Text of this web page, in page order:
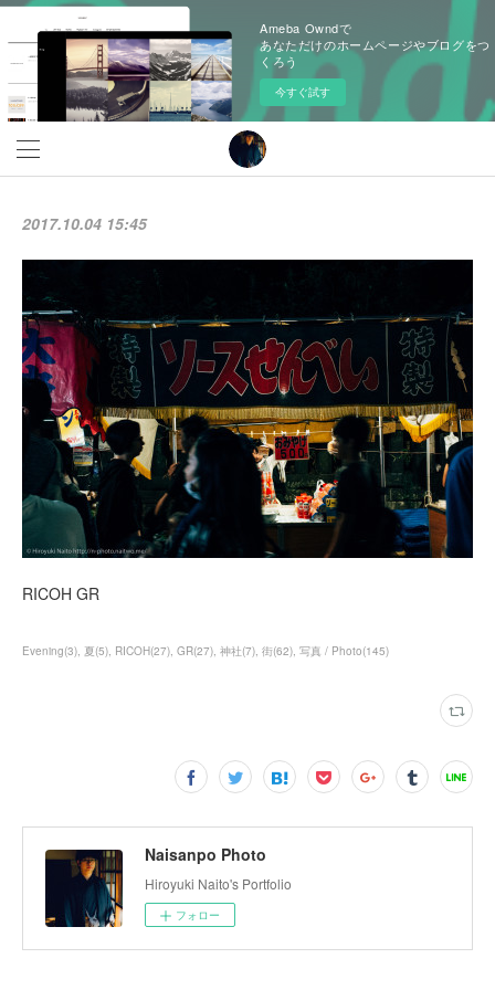
Ameba Owndで
あなただけのホームページやブログをつ
くろう
今すぐ試す
2017.10.04 15:45
RICOH GR
Evening(3) 夏(5) RICOH(27) GR(27) 神社(7) 街(62) 写真 / Photo(145)
Naisanpo Photo
Hiroyuki Naito's Portfolio
フォロー